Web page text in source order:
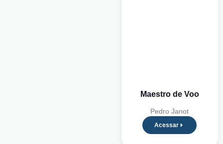
Maestro de Voo
Pedro Janot
Acessar